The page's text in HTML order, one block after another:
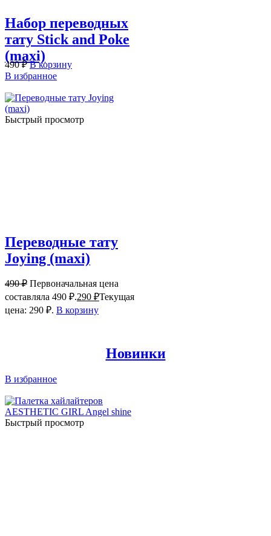
Набор переводных
тату Stick and Poke
(maxi)
490₽ В корзину
В избранное
Быстрый просмотр
Переводные тату
Joying (maxi)
490₽ Первоначальная цена
составляла 490 ₽.290 ₽Текущая
цена: 290 ₽. В корзину
Новинки
В избранное
Быстрый просмотр